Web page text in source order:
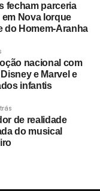
fecham parceria
Nova Iorque
do Homem-Aranha
nacional com
e Marvel e
infantis
de realidade
do musical